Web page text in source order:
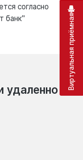
согласно
банк"
удаленно Виртуальная приёмная